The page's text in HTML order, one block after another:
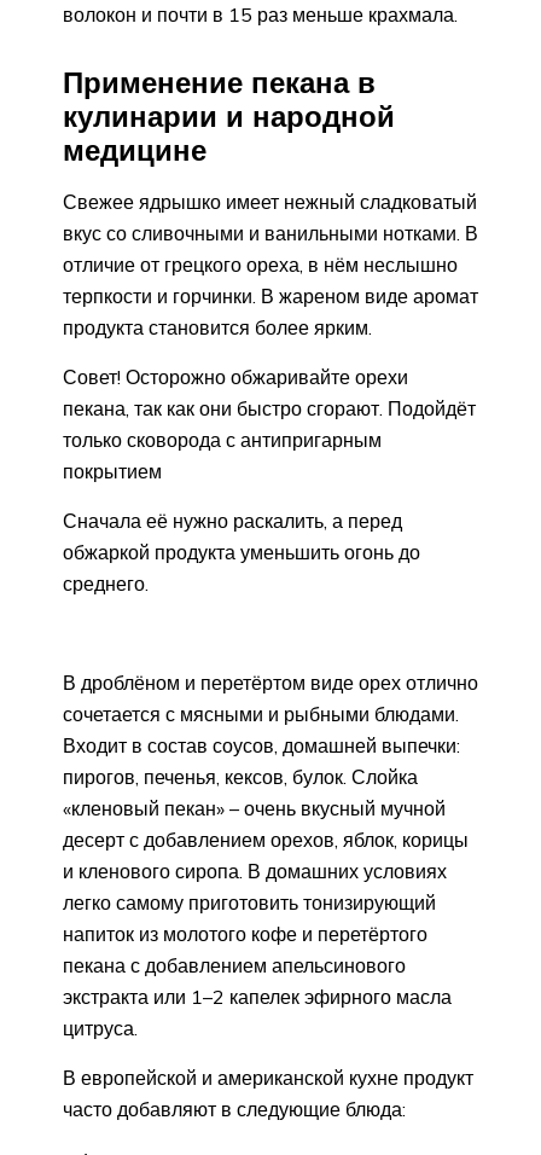
волокон и почти в 15 раз меньше крахмала.
Применение пекана в
кулинарии и народной
медицине
Свежее ядрышко имеет нежный сладковатый
вкус со сливочными и ванильными нотками. В
отличие от грецкого ореха, в нём неслышно
терпкости и горчинки. В жареном виде аромат
продукта становится более ярким.
Совет! Осторожно обжаривайте орехи
пекана, так как они быстро сгорают. Подойдёт
только сковорода с антипригарным
покрытием
Сначала её нужно раскалить, а перед
обжаркой продукта уменьшить огонь до
среднего.
В дроблёном и перетёртом виде орех отлично
сочетается с мясными и рыбными блюдами.
Входит в состав соусов, домашней выпечки:
пирогов, печенья, кексов, булок. Слойка
«кленовый пекан» – очень вкусный мучной
десерт с добавлением орехов, яблок, корицы
и кленового сиропа. В домашних условиях
легко самому приготовить тонизирующий
напиток из молотого кофе и перетёртого
пекана с добавлением апельсинового
экстракта или 1–2 капелек эфирного масла
цитруса.
В европейской и американской кухне продукт
часто добавляют в следующие блюда: